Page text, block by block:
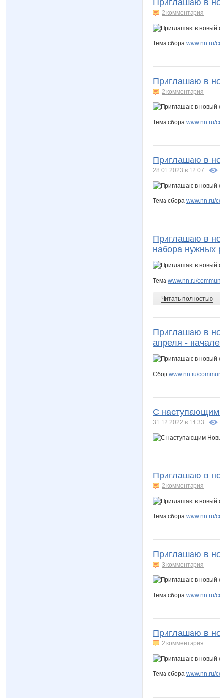
Приглашаю в
2 комментария
Тема сбора www.nn.ru/
Приглашаю в
2 комментария
Тема сбора www.nn.ru/
Приглашаю в
28.01.2023 в 12:07
Тема сбора www.nn.ru/
Приглашаю в
набора нужных
Тема www.nn.ru/
Читать полностью
Приглашаю в
апреля -
Сбор www.nn.ru/
С
31.12.2022 в 14:33
Приглашаю в
2 комментария
Тема сбора www.nn.ru/
Приглашаю в
3 комментария
Тема сбора www.nn.ru/
Приглашаю в
2 комментария
Тема сбора www.nn.ru/